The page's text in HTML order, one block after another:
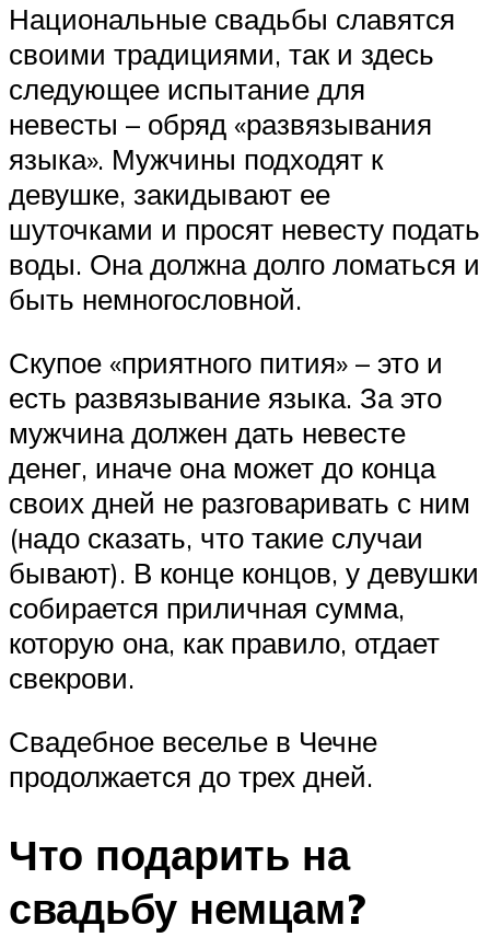
Национальные свадьбы славятся
своими традициями, так и здесь
следующее испытание для
невесты – обряд «развязывания
языка». Мужчины подходят к
девушке, закидывают ее
шуточками и просят невесту подать
воды. Она должна долго ломаться и
быть немногословной.
Скупое «приятного пития» – это и
есть развязывание языка. За это
мужчина должен дать невесте
денег, иначе она может до конца
своих дней не разговаривать с ним
(надо сказать, что такие случаи
бывают). В конце концов, у девушки
собирается приличная сумма,
которую она, как правило, отдает
свекрови.
Свадебное веселье в Чечне
продолжается до трех дней.
Что подарить на
свадьбу немцам?